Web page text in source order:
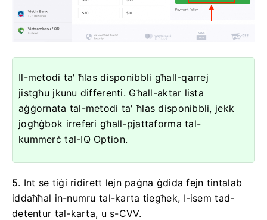
Il-metodi ta' ħlas disponibbli għall-qarrej
jistgħu jkunu differenti. Għall-aktar lista
aġġornata tal-metodi ta' ħlas disponibbli, jekk
jogħġbok irreferi għall-pjattaforma tal-
kummerċ tal-IQ Option.
5. Int se tiġi ridirett lejn paġna ġdida fejn tintalab
iddaħħal in-numru tal-karta tiegħek, l-isem tad-
detentur tal-karta, u s-CVV.